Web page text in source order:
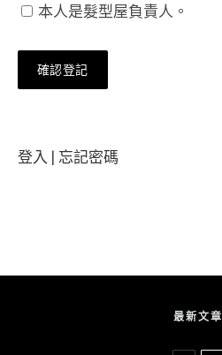
本人是髮型屋負責人。
登入 | 忘記密碼
最新文章